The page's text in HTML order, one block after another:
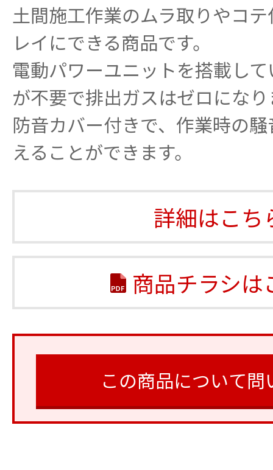
土間施工作業のムラ取りやコ
レイにできる商品です。
電動パワーユニットを搭載し
が不要で排出ガスはゼロになり
防音カバー付きで、作業時の
えることができます。
詳細はこち
商品チラシは
この商品について